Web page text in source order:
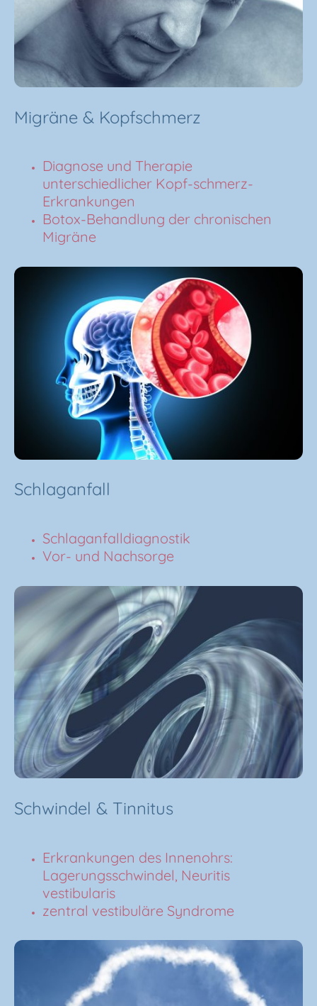
Migräne & Kopfschmerz
Diagnose und Therapie
unterschiedlicher Kopf-schmerz-
Erkrankungen
Botox-Behandlung der chronischen
Migräne
Schlaganfall
Schlaganfalldiagnostik
Vor- und Nachsorge
Schwindel & Tinnitus
Erkrankungen des Innenohrs:
Lagerungsschwindel, Neuritis
vestibularis
zentral vestibuläre Syndrome